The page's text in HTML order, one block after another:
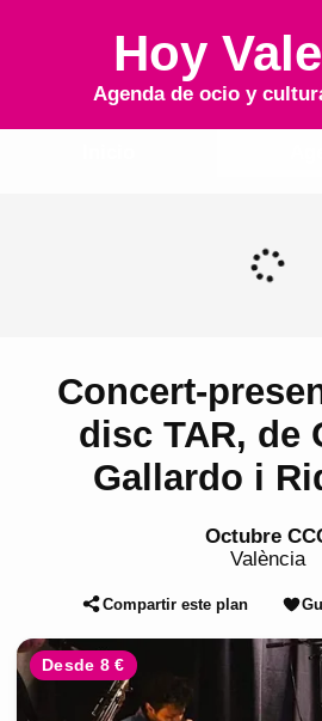
Hoy
Agenda de ocio y
Concert-
disc TAR, de
Gallardo i
Octubre
València
Compartir este plan
Desde 8 €